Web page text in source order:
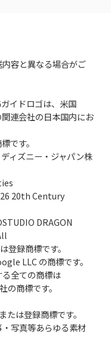
容と異なる場合がご
イドロゴは、米国
連会社の日本国内にお
です。
ィズニー・ジャパン株
20th Century
DRAGON
登録商標です。
LLC の商標です。
全ての商標は
商標です。
たは登録商標です。
写真等あらゆる素材